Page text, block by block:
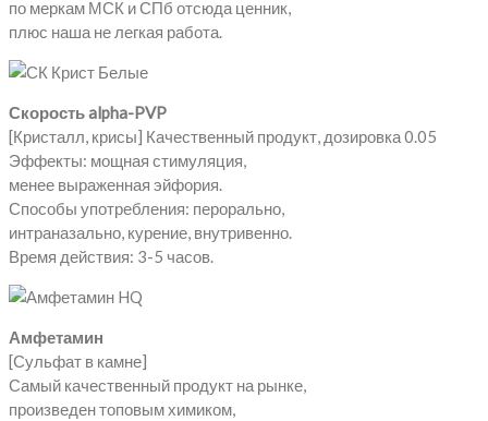
по меркам МСК и СПб отсюда ценник,
плюс наша не легкая работа.
Скорость alpha-PVP
[Кристалл, крисы] Качественный продукт, дозировка 0.05
Эффекты: мощная стимуляция,
менее выраженная эйфория.
Способы употребления: перорально,
интраназально, курение, внутривенно.
Время действия: 3-5 часов.
Амфетамин
[Сульфат в камне]
Самый качественный продукт на рынке,
произведен топовым химиком,